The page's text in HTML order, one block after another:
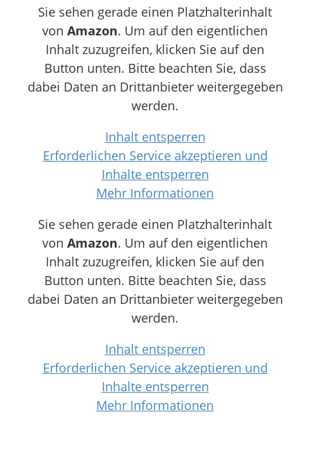
Sie sehen gerade einen Platzhalterinhalt
von Amazon. Um auf den eigentlichen
Inhalt zuzugreifen, klicken Sie auf den
Button unten. Bitte beachten Sie, dass
dabei Daten an Drittanbieter weitergegeben
werden.
Inhalt entsperren
Erforderlichen Service akzeptieren und
Inhalte entsperren
Mehr Informationen
Sie sehen gerade einen Platzhalterinhalt
von Amazon. Um auf den eigentlichen
Inhalt zuzugreifen, klicken Sie auf den
Button unten. Bitte beachten Sie, dass
dabei Daten an Drittanbieter weitergegeben
werden.
Inhalt entsperren
Erforderlichen Service akzeptieren und
Inhalte entsperren
Mehr Informationen